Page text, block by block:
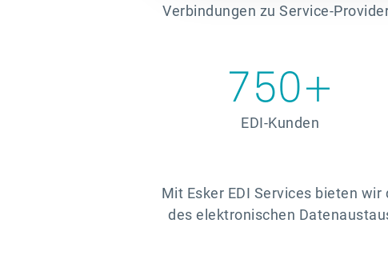
Verbindungen zu Service-
750+
EDI-Kunden
Mit Esker EDI Services bieten
des elektronischen